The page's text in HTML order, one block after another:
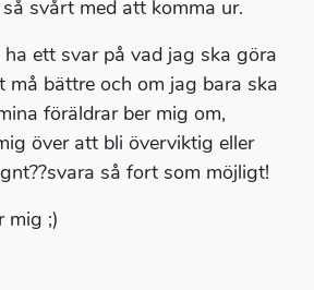
svårt med att komma ur.
ett svar på vad jag ska göra
må bättre och om jag bara ska
föräldrar ber mig om,
över att bli överviktig eller
så fort som möjligt!
mig ;)